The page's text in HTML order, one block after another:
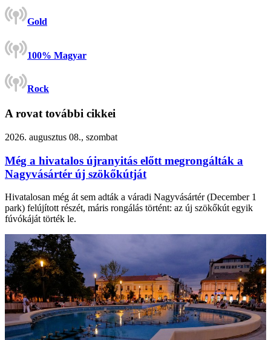
Gold
100% Magyar
Rock
A rovat további cikkei
2026. augusztus 08., szombat
Még a hivatalos újranyitás előtt megrongálták a
Nagyvásártér új szökőkútját
Hivatalosan még át sem adták a váradi Nagyvásártér (December 1
park) felújított részét, máris rongálás történt: az új szökőkút egyik
fúvókáját törték le.